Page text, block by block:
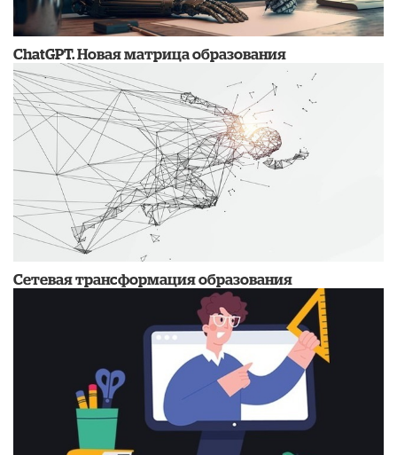
ChatGPТ. Новая матрица образования
Сетевая трансформация образования